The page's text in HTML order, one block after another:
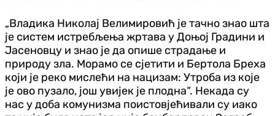
„Владика Николај Велимировић је тачно знао шта
је систем истребљења жртава у Доњој Градини и
Јасеновцу и знао је да опише страдање и
природу зла. Морамо се сјетити и Бертола Бреха
који је реко мислећи на нацизам: Утроба из које
је ово пузало, још увијек је плодна“. Некада су
нас у доба комунизма поистовјећивали су иако